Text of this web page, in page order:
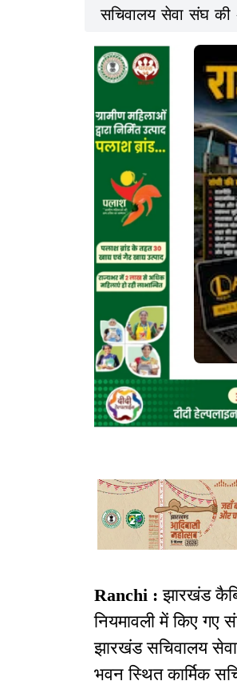
सचिवालय सेवा संघ की
कार्मिक सचिव के
जबरदस्त नारेबाजी
कारण पूरे सचिवालय
Ranchi : झारखंड
नियमावली में किए गए
झारखंड सचिवालय
भवन स्थित कार्मिक